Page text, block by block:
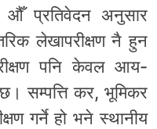
औँ प्रतिवेदन अनुसार
लेखापरीक्षण नै हुन
पनि केवल आय-
सम्पत्ति कर, भूमिकर
गर्ने हो भने स्थानीय